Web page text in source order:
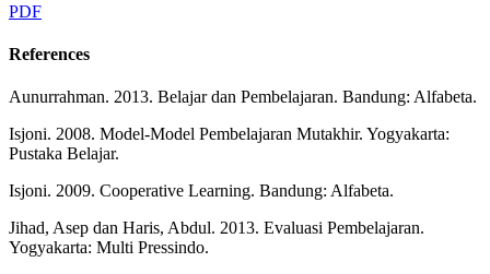
PDF
References
Aunurrahman. 2013. Belajar dan Pembelajaran. Bandung: Alfabeta.
Isjoni. 2008. Model-Model Pembelajaran Mutakhir. Yogyakarta:
Pustaka Belajar.
Isjoni. 2009. Cooperative Learning. Bandung: Alfabeta.
Jihad, Asep dan Haris, Abdul. 2013. Evaluasi Pembelajaran.
Yogyakarta: Multi Pressindo.